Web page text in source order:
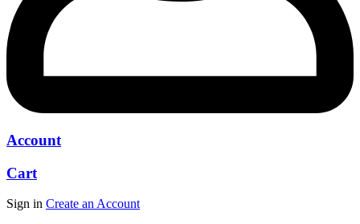
Account
Cart
Sign in Create an Account